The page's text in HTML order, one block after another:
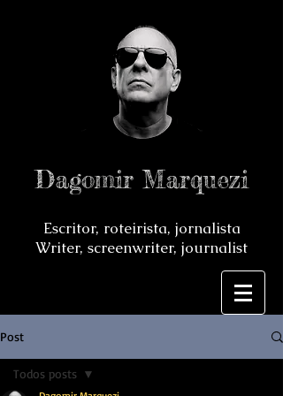
Dagomir Marquezi
Escritor, roteirista, jornalista
Writer, screenwriter, journalist
Post
Todos posts